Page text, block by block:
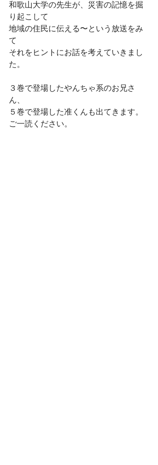
和歌山大学の先生が、災害の記憶を掘
り起こして
地域の住民に伝える〜という放送をみ
て
それをヒントにお話を考えていきまし
た。
３巻で登場したやんちゃ系のお兄さ
ん、
５巻で登場した准くんも出てきます。
ご一読ください。